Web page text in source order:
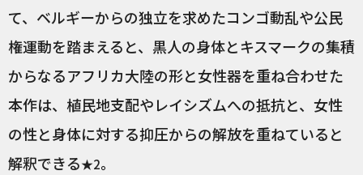
て、ベルギーからの独立を求めたコンゴ動乱や公民
権運動を踏まえると、黒人の身体とキスマークの集積
からなるアフリカ大陸の形と女性器を重ね合わせた
本作は、植民地支配やレイシズムへの抵抗と、女性
の性と身体に対する抑圧からの解放を重ねていると
解釈できる★2。